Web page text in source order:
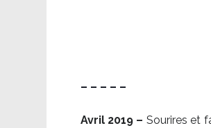
– – – – –
Avril 2019 – Sourires et